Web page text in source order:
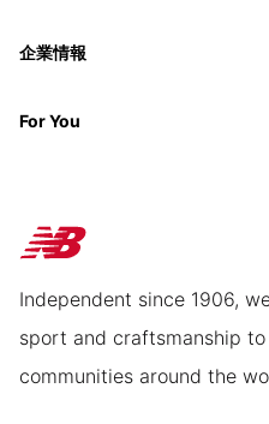
企業情報
For You
Independent since 1906,
sport and craftsmanship
communities around the